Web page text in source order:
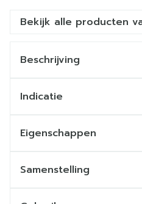
Bekijk alle producten
Beschrijving
Oxygenderend
Een exclusief
Indicatie
Eigenschappen
Samenstelling